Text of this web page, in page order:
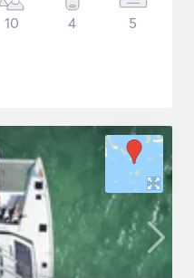
10 4 5